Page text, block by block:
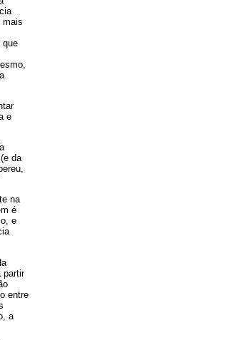
mais
que
e
da
na
é
e
partir
entre
a